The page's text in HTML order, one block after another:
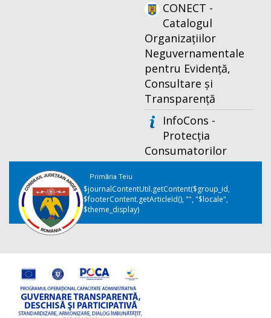
CONECT -
Catalogul
Organizațiilor
Neguvernamentale
pentru Evidență,
Consultare și
Transparență
InfoCons -
Protecția
Consumatorilor
Primăria Teiu
$journalContentUtil.getContent($group_id,
$footerContent.getArticleId(), "", "$locale",
$theme_display)